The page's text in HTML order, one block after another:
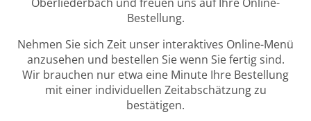
Bestellung.
Nehmen Sie sich Zeit unser interaktives Online-Menü
anzusehen und bestellen Sie wenn Sie fertig sind.
Wir brauchen nur etwa eine Minute Ihre Bestellung
mit einer individuellen Zeitabschätzung zu
bestätigen.